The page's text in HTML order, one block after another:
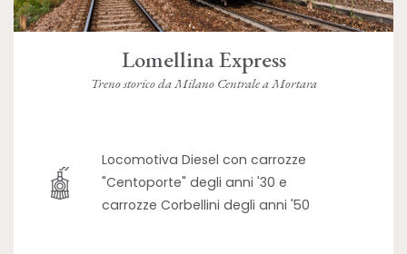
Lomellina Express
Treno storico da Milano Centrale a Mortara
Locomotiva Diesel con carrozze
"Centoporte" degli anni '30 e
carrozze Corbellini degli anni '50